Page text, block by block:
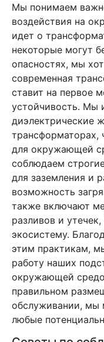
Мы понимаем
воздействия на
идет о
некоторые могут
опасностях, мы
современная
ставит на первое
устойчивость. Мы
диэлектрические
трансформаторах,
для окружающей
соблюдаем
для заземления и
возможность
также включают
разливов и
экосистему.
этим практикам,
работу наших
окружающей
правильном
обслуживании, мы
любые